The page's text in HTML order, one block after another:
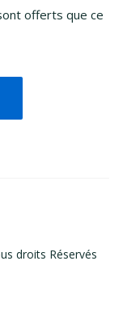
offerts que ce
droits Réservés